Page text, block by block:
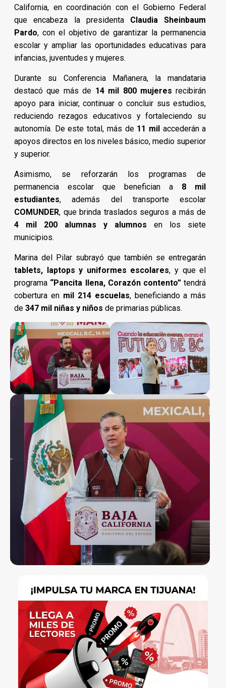
California, en coordinación con el Gobierno Federal
que encabeza la presidenta Claudia Sheinbaum
Pardo, con el objetivo de garantizar la permanencia
escolar y ampliar las oportunidades educativas para
infancias, juventudes y mujeres.
Durante su Conferencia Mañanera, la mandataria
destacó que más de 14 mil 800 mujeres recibirán
apoyo para iniciar, continuar o concluir sus estudios,
reduciendo rezagos educativos y fortaleciendo su
autonomía. De este total, más de 11 milaccederán a
apoyos directos en los niveles básico, medio superior
y superior.
Asimismo, se reforzarán los programas de
permanencia escolar que benefician a 8 mil
estudiantes, además del transporte escolar
COMUNDER, que brinda traslados seguros a más de
4 mil 200 alumnas y alumnos en los siete
municipios.
Marina del Pilar subrayó que también se entregarán
tablets, laptops y uniformes escolares, y que el
programa “Pancita llena, Corazón contento” tendrá
cobertura en mil 214 escuelas, beneficiando a más
de 347 mil niñas y niños de primarias públicas.